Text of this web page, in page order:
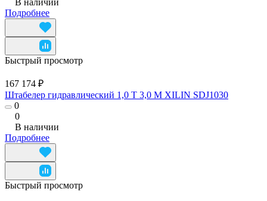
Подробнее
Быстрый просмотр
167 174 ₽
Штабелер гидравлический 1,0 Т 3,0 М XILIN SDJ1030
0
0
В наличии
Подробнее
Быстрый просмотр